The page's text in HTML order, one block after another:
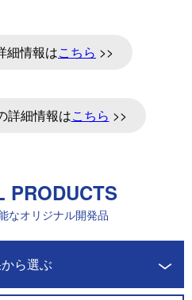
細情報はこちら >>
詳細情報はこちら >>
PRODUCTS
なオリジナル開発品
ら選ぶ